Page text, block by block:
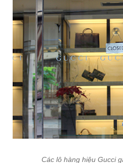
Các lô hàng hiệu Gucci